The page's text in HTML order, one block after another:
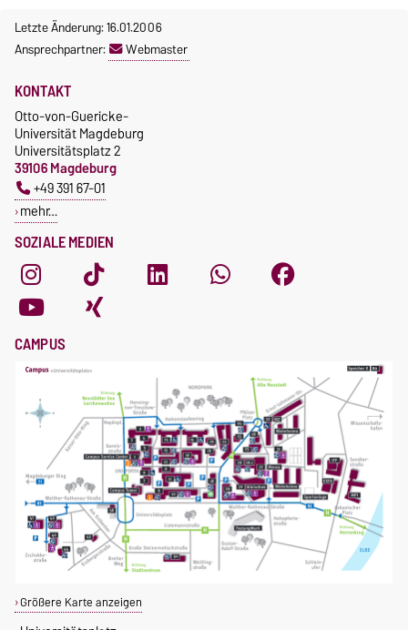
Letzte Änderung: 16.01.2006
Ansprechpartner:
Webmaster
SOZIALE MEDIEN
KONTAKT
Otto-von-Guericke-
Universität Magdeburg
Universitätsplatz 2
39106 Magdeburg
+49 391 67-01
mehr…
CAMPUS
Größere Karte anzeigen